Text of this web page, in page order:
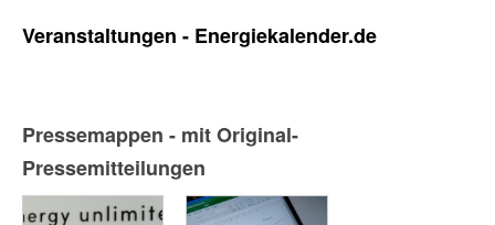
Veranstaltungen - Energiekalender.de
Pressemappen - mit Original-
Pressemitteilungen